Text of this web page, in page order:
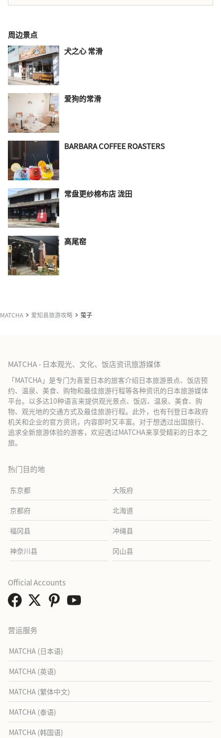
周边景点
犬之心 常滑
爱狗的常滑
BARBARA COFFEE ROASTERS
常盘更纱棉布店 泷田
高尾窑
MATCHA 爱知县旅游攻略 萤子
MATCHA - 日本观光、文化、饭店资讯旅游媒体
「MATCHA」是专门为喜爱日本的旅客介绍日本旅游景点、饭店预
约、温泉、美食、购物和最佳旅游行程等各种资讯的日本旅游媒体
平台。以多达10种语言来提供观光景点、饭店、温泉、美食、购
物、观光地的交通方式及最佳旅游行程。此外，也有刊登日本政府
机关和企业的官方资讯，内容即时又丰富。对于想透过出国旅行、
追求全新旅游体验的游客，欢迎透过MATCHA来享受精彩的日本之
旅。
热门目的地
东京都 大阪府
京都府 北海道
福冈县 冲绳县
神奈川县 冈山县
营运服务
MATCHA (日本语)
MATCHA (英语)
MATCHA (繁体中文)
MATCHA (泰语)
MATCHA (韩国语)
Official Accounts